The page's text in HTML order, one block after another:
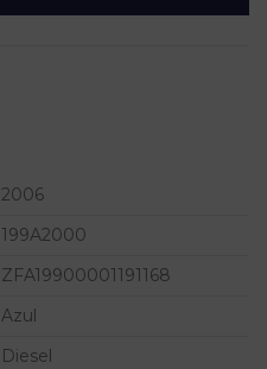
2006
199A2000
ZFA19900001191168
Azul
Diesel